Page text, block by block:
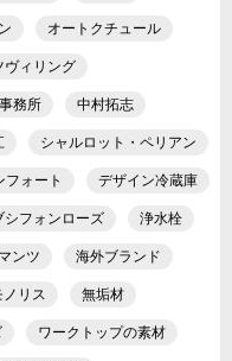
オートクチュール
ヴィリング
務所 中村拓志
シャルロット・ペリアン
フォート デザイン冷蔵庫
シフォンローズ 浄水栓
ンツ 海外ブランド
ノリス 無垢材
ワークトップの素材